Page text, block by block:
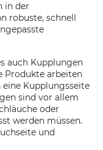
in der
robuste, schnell
auch Kupplungen
Produkte arbeiten
Kupplungsseite
sind vor allem
oder
werden müssen.
und